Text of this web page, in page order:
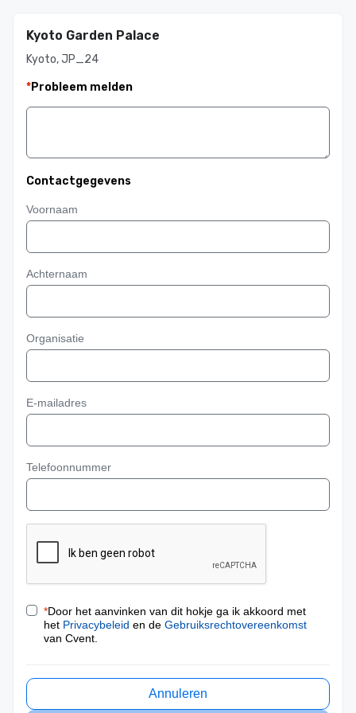
Kyoto Garden Palace
Kyoto, JP_24
*Probleem melden
Contactgegevens
Voornaam
Achternaam
Organisatie
E-mailadres
Telefoonnummer
*Door het aanvinken van dit hokje ga ik akkoord met
het Privacybeleid en de Gebruiksrechtovereenkomst
van Cvent.
Annuleren